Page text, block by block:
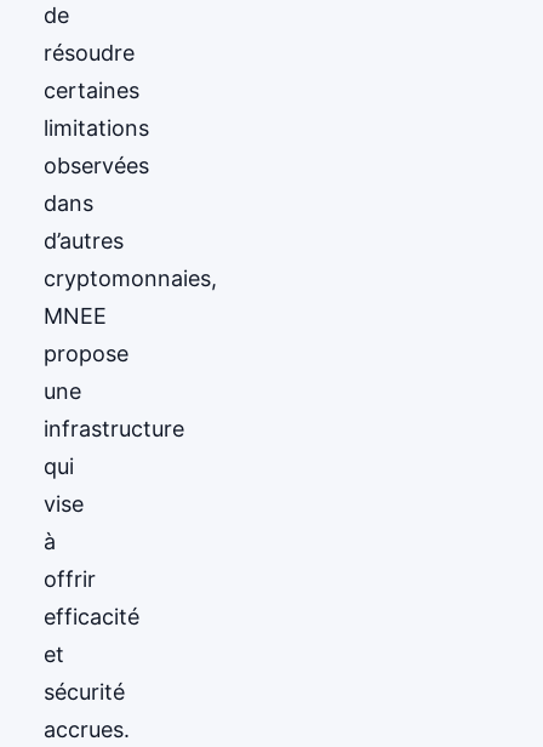
de
résoudre
certaines
limitations
observées
dans
d’autres
cryptomonnaies,
MNEE
propose
une
infrastructure
qui
vise
à
offrir
efficacité
et
sécurité
accrues.